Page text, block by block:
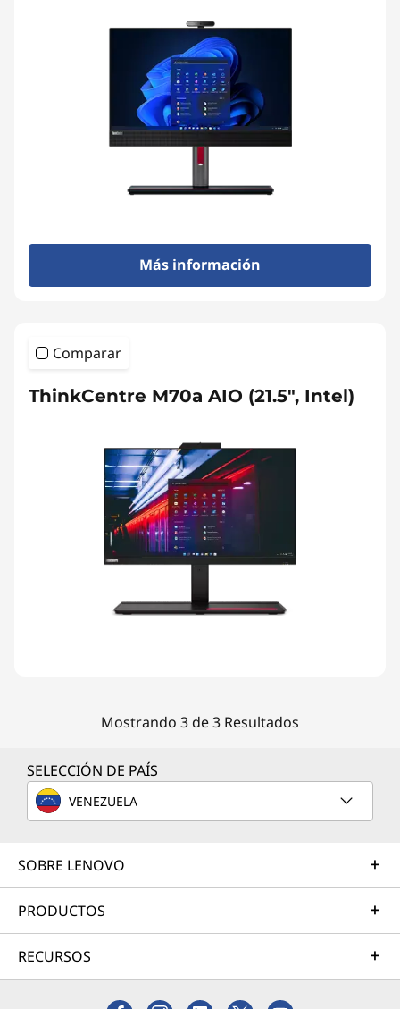
Más información
Comparar
ThinkCentre M70a AIO (21.5", Intel)
Mostrando 3 de 3 Resultados
SELECCIÓN DE PAÍS
VENEZUELA
SOBRE LENOVO
PRODUCTOS
RECURSOS